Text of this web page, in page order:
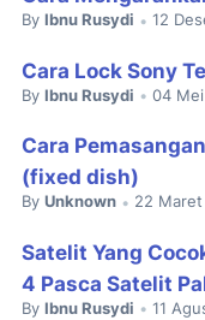
By Ibnu Rusydi • 12
Cara Lock Sony
By Ibnu Rusydi • 04
Cara
(fixed dish)
By Unknown • 22 Maret
Satelit Yang
4 Pasca Satelit
By Ibnu Rusydi • 11